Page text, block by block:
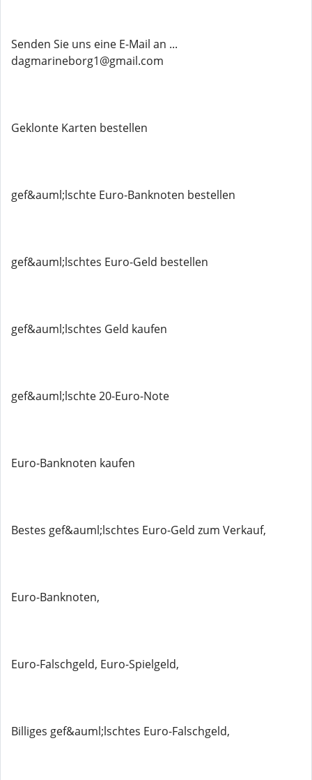
Senden Sie uns eine E-Mail an ...
dagmarineborg1@gmail.com
Geklonte Karten bestellen
gef&auml;lschte Euro-Banknoten bestellen
gef&auml;lschtes Euro-Geld bestellen
gef&auml;lschtes Geld kaufen
gef&auml;lschte 20-Euro-Note
Euro-Banknoten kaufen
Bestes gef&auml;lschtes Euro-Geld zum Verkauf,
Euro-Banknoten,
Euro-Falschgeld, Euro-Spielgeld,
Billiges gef&auml;lschtes Euro-Falschgeld,